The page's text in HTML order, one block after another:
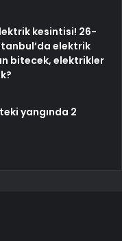
kesintisi! 26-
elektrik
bitecek, elektrikler
yangında 2